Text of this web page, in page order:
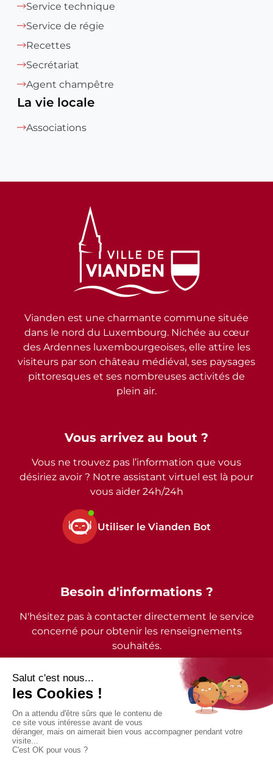
Service technique
Service de régie
Recettes
Secrétariat
Agent champêtre
La vie locale
Associations
Vous arrivez au bout ?
Vous ne trouvez pas l’information que vous
désiriez avoir ? Notre assistant virtuel est là pour
vous aider 24h/24h
Utiliser le Vianden Bot
Vianden est une charmante commune située
dans le nord du Luxembourg. Nichée au cœur
des Ardennes luxembourgeoises, elle attire les
visiteurs par son château médiéval, ses paysages
pittoresques et ses nombreuses activités de
plein air.
Besoin d'informations ?
N'hésitez pas à contacter directement le service
concerné pour obtenir les renseignements
souhaités.
2026 - © Commune de Vianden - Tous droits réservés
Politique de confidentialité